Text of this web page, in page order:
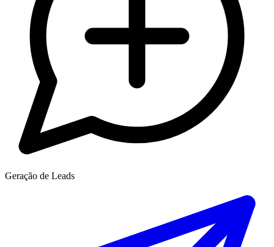
Geração de Leads